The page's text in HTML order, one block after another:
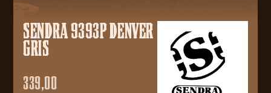
SENDRA 9393P DENVER
GRIS
339,00